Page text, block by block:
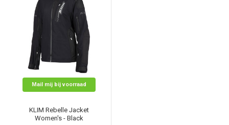
Mail mij bij voorraad
KLIM Rebelle Jacket
Women's - Black